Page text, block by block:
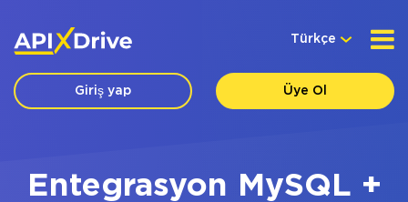
Türkçe
Giriş yap Üye Ol
Entegrasyon MySQL +